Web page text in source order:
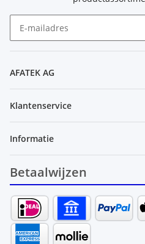
AFATEK AG
Klantenservice
Informatie
Betaalwijzen